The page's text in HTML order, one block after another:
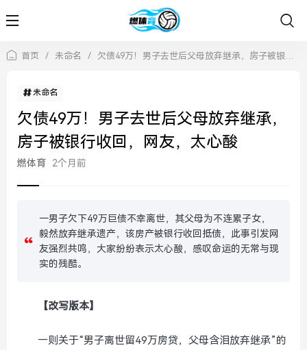
首页 / 未命名 / 欠债49万！男子去世后父母放弃继承，房子被银行收回，网友，太心酸
未命名
欠债49万！男子去世后父母放弃继承，
房子被银行收回，网友，太心酸
燃体育 2个月前
一男子欠下49万巨债不幸离世，其父母为不连累子女，
毅然放弃继承遗产，该房产被银行收回抵债，此事引发网
友强烈共鸣，大家纷纷表示太心酸，感叹命运的无常与现
实的残酷。
【改写版本】
一则关于“男子离世留49万房贷，父母含泪放弃继承”的